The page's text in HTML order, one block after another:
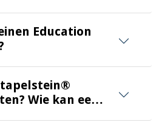
Education
Wie kan een